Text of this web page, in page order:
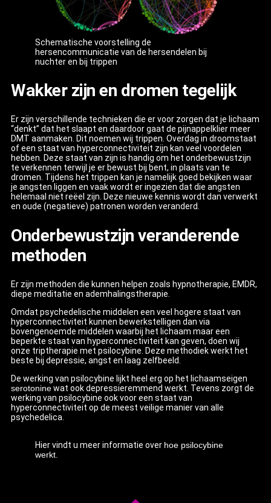
Schematische voorstelling de
hersencommunicatie van de hersendelen bij
nuchter en bij trippen
Wakker zijn en dromen tegelijk
Er zijn verschillende technieken die er voor zorgen dat je lichaam
“denkt” dat het slaapt en daardoor gaat de pijnappelklier meer
DMT aanmaken. Dit noemen wij trippen. Overdag in droomstaat
of een staat van hyperconnectiviteit zijn kan veel voordelen
hebben. Deze staat van zijn is handig om het onderbewustzijn
te verkennen terwijl je er bewust bij bent, in plaats van te
dromen. Tijdens het trippen kan je namelijk goed bekijken waar
je angsten liggen en vaak wordt er ingezien dat die angsten
helemaal niet reëel zijn. Deze nieuwe kennis wordt dan verwerkt
en oude (negatieve) patronen worden veranderd.
Onderbewustzijn veranderende
methoden
Er zijn methoden die kunnen helpen zoals hypnotherapie, EMDR,
diepe meditatie en ademhalingstherapie.
Omdat psychedelische middelen een veel hogere staat van
hyperconnectiviteit kunnen bewerkstelligen dan via
bovengenoemde middelen waarbij het lichaam maar een
beperkte staat van hyperconnectiviteit kan geven, doen wij
onze triptherapie met psilocybine. Deze methodiek werkt het
beste bij depressie, angst en laag zelfbeeld.
De werking van psilocybine lijkt heel erg op het lichaamseigen
serotoninewat ook depressieremmend werkt. Tevens zorgt de
werking van psilocybine ook voor een staat van
hyperconnectiviteit op de meest veilige manier van alle
psychedelica.
Hier vindt u meer informatie over hoe psilocybine
werkt.